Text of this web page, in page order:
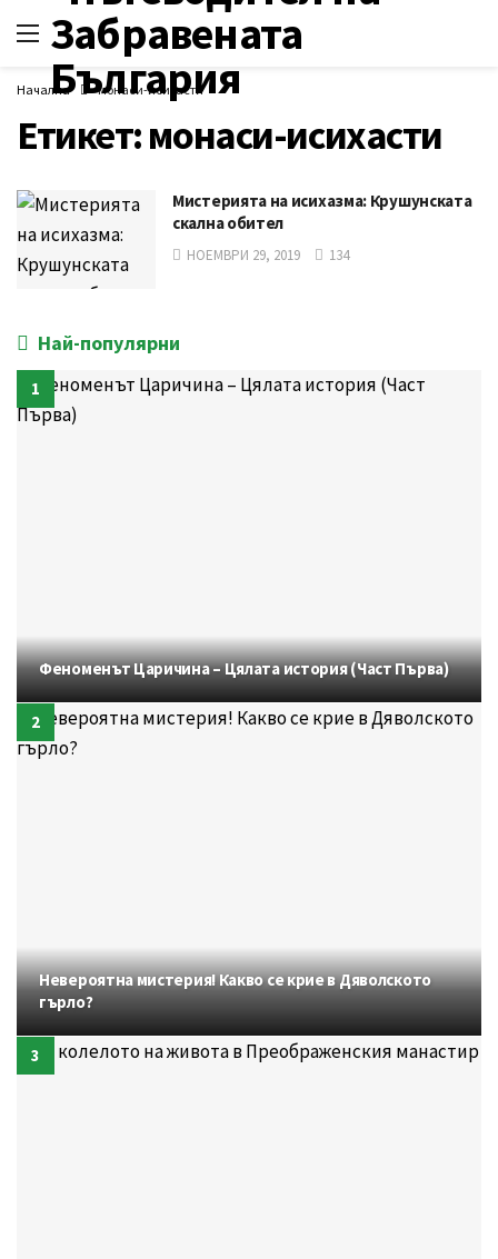
Начална монаси-исихасти
Етикет:монаси-исихасти
Мистерията на исихазма: Крушунската
скална обител
НОЕМВРИ 29, 2019 134
Най-популярни
Феноменът Царичина – Цялата история (Част Първа)
Невероятна мистерия! Какво се крие в Дяволското
гърло?